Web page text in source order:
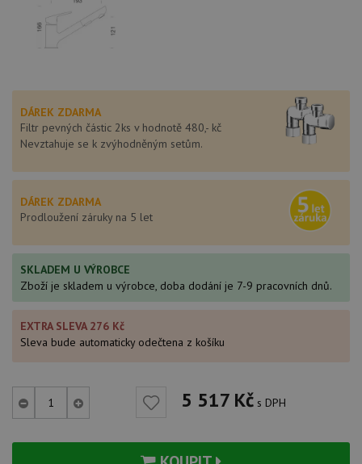
DÁREK ZDARMA
Filtr pevných částic 2ks v hodnotě 480,- kč
Nevztahuje se k zvýhodněným setům.
DÁREK ZDARMA
Prodloužení záruky na 5 let
SKLADEM U VÝROBCE
Zboží je skladem u výrobce, doba dodání je 7-9 pracovních dnů.
EXTRA SLEVA 276 Kč
Sleva bude automaticky odečtena z košíku
5 517 Kč s DPH